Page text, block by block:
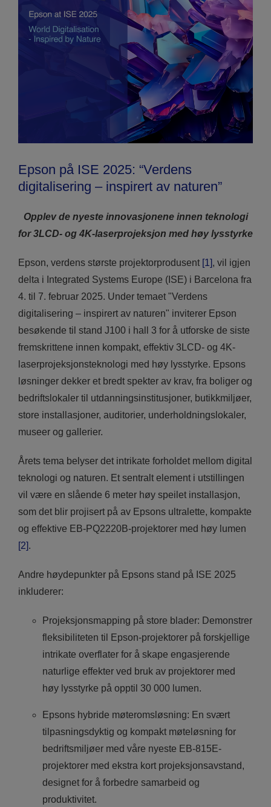
Epson på ISE 2025: “Verdens
digitalisering – inspirert av naturen”
Opplev de nyeste innovasjonene innen teknologi
for 3LCD- og 4K-laserprojeksjon med høy lysstyrke
Epson, verdens største projektorprodusent [1] , vil igjen
delta i Integrated Systems Europe (ISE) i Barcelona fra
4. til 7. februar 2025. Under temaet "Verdens
digitalisering – inspirert av naturen" inviterer Epson
besøkende til stand J100 i hall 3 for å utforske de siste
fremskrittene innen kompakt, effektiv 3LCD- og 4K-
laserprojeksjonsteknologi med høy lysstyrke. Epsons
løsninger dekker et bredt spekter av krav, fra boliger og
bedriftslokaler til utdanningsinstitusjoner, butikkmiljøer,
store installasjoner, auditorier, underholdningslokaler,
museer og gallerier.
Årets tema belyser det intrikate forholdet mellom digital
teknologi og naturen. Et sentralt element i utstillingen
vil være en slående 6 meter høy speilet installasjon,
som det blir projisert på av Epsons ultralette, kompakte
og effektive EB-PQ2220B-projektorer med høy lumen
[2] .
Andre høydepunkter på Epsons stand på ISE 2025
inkluderer:
Projeksjonsmapping på store blader: Demonstrer
fleksibiliteten til Epson-projektorer på forskjellige
intrikate overflater for å skape engasjerende
naturlige effekter ved bruk av projektorer med
høy lysstyrke på opptil 30 000 lumen.
Epsons hybride møteromsløsning: En svært
tilpasningsdyktig og kompakt møteløsning for
bedriftsmiljøer med våre nyeste EB-815E-
projektorer med ekstra kort projeksjonsavstand,
designet for å forbedre samarbeid og
produktivitet.